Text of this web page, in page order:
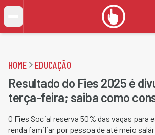
HOME EDUCAÇÃO
Resultado do Fies 2025 é
terça-feira; saiba como
O Fies Social reserva 50% das vagas para
renda familiar por pessoa de até meio